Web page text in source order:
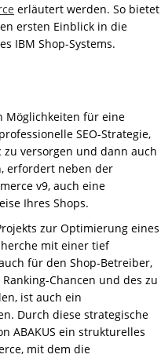
erläutert werden. So bietet
ersten Einblick in die
IBM Shop-Systems.
Möglichkeiten für eine
SEO-Strategie,
versorgen und dann auch
erfordert neben der
v9, auch eine
Ihres Shops.
zur Optimierung eines
mit einer tief
für den Shop-Betreiber,
Chancen und des zu
ist auch ein
Durch diese strategische
ABAKUS ein strukturelles
mit dem die